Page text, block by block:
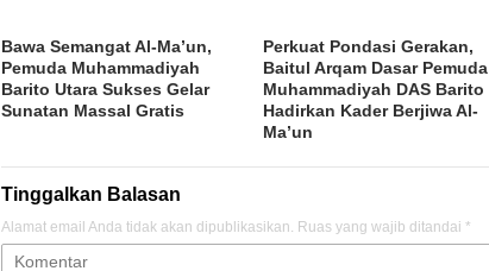
Bawa Semangat Al-Ma’un,
Pemuda Muhammadiyah
Barito Utara Sukses Gelar
Sunatan Massal Gratis
Perkuat Pondasi Gerakan,
Baitul Arqam Dasar Pemuda
Muhammadiyah DAS Barito
Hadirkan Kader Berjiwa Al-
Ma’un
Tinggalkan Balasan
Alamat email Anda tidak akan dipublikasikan. Ruas yang wajib ditandai *